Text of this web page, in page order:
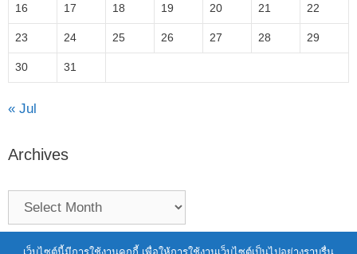
16 17 18 19 20 21 22
23 24 25 26 27 28 29
30 31
« Jul
Archives
Terms of Service|Personal Data Protection Policy